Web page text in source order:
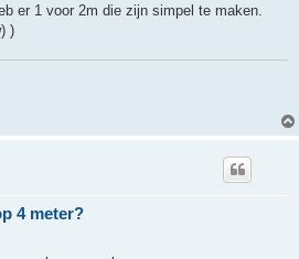
er 1 voor 2m die zijn simpel te maken.
)
4 meter?